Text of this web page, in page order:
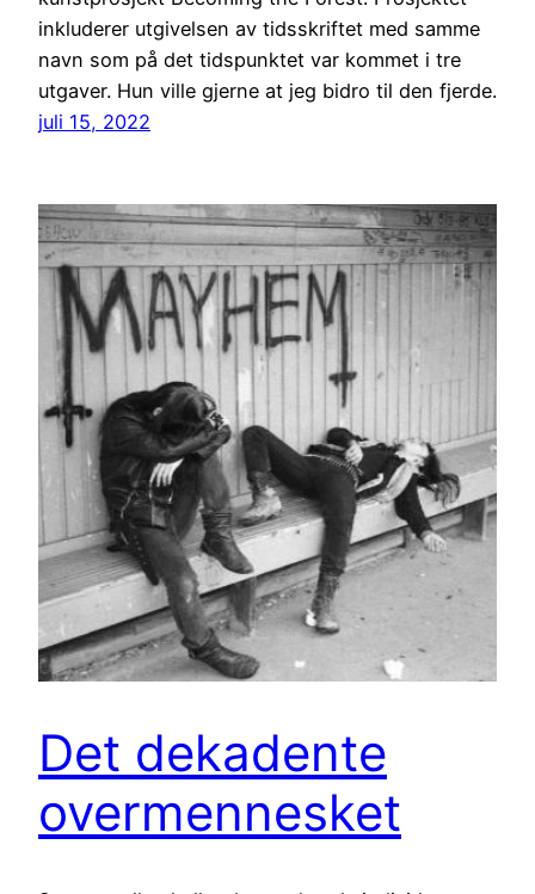
inkluderer utgivelsen av tidsskriftet med samme
navn som på det tidspunktet var kommet i tre
utgaver. Hun ville gjerne at jeg bidro til den fjerde.
juli 15, 2022
Det dekadente
overmennesket